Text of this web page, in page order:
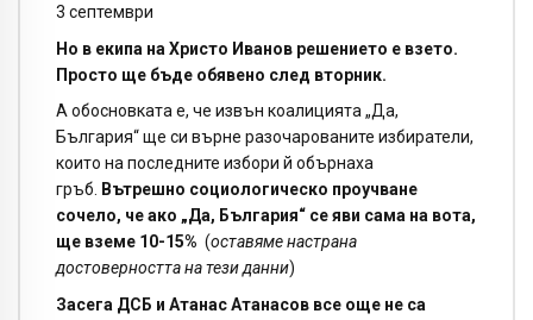
3 септември
Но в екипа на Христо Иванов решението е взето.
Просто ще бъде обявено след вторник.
А обосновката е, че извън коалицията „Да,
България“ ще си върне разочарованите избиратели,
които на последните избори й обърнаха
гръб. Вътрешно социологическо проучване
сочело, че ако „Да, България“ се яви сама на вота,
ще вземе 10-15% (оставяме настрана
достоверността на тези данни)
Засега ДСБ и Атанас Атанасов все още не са